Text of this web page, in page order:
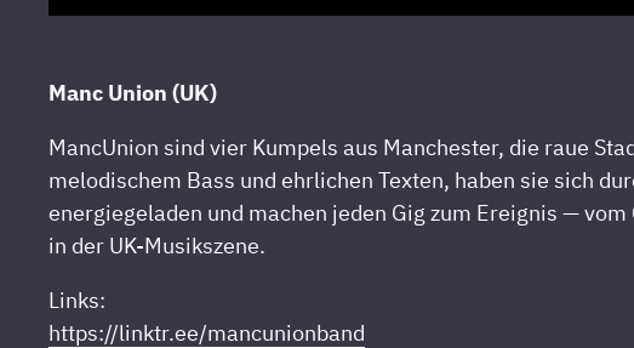
Manc Union (UK)
MancUnion sind vier Kumpels aus Manchester, die raue
melodischem Bass und ehrlichen Texten, haben sie sich
energiegeladen und machen jeden Gig zum Ereignis —vom
in der UK-Musikszene.
Links:
https://linktr.ee/mancunionband